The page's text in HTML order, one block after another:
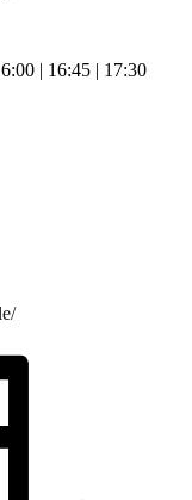
| 16:45 | 17:30